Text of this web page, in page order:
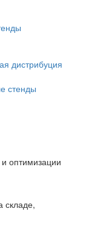
дистрибуция
стенды
и оптимизации
складе,